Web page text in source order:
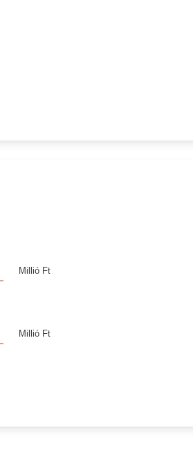
Millió Ft
Millió Ft